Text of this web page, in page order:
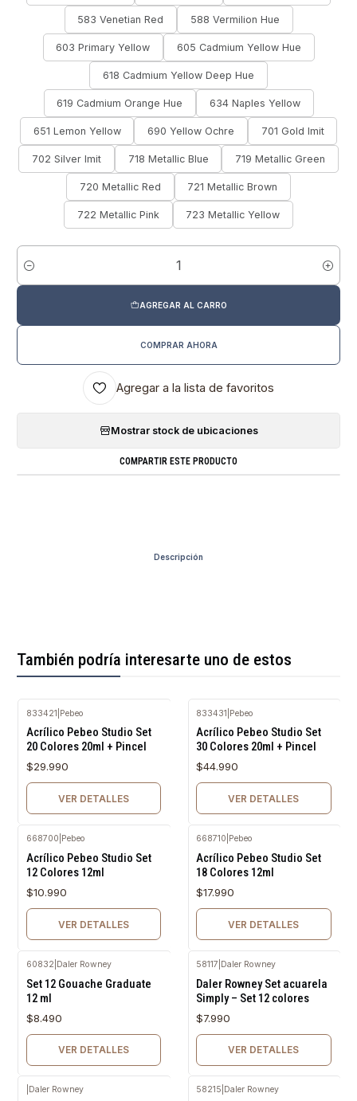
583 Venetian Red 588 Vermilion Hue
603 Primary Yellow 605 Cadmium Yellow Hue
618 Cadmium Yellow Deep Hue
619 Cadmium Orange Hue 634 Naples Yellow
651 Lemon Yellow 690 Yellow Ochre 701 Gold Imit
702 Silver Imit 718 Metallic Blue 719 Metallic Green
720 Metallic Red 721 Metallic Brown
722 Metallic Pink 723 Metallic Yellow
Cantidad
AGREGAR AL CARRO
COMPRAR AHORA
Agregar a la lista de favoritos
Mostrar stock de ubicaciones
COMPARTIR ESTE PRODUCTO
Descripción
También podría interesarte uno de estos
833421 Pebeo
Acrílico Pebeo Studio Set
20 Colores 20ml + Pincel
$29.990
VER DETALLES
833431 Pebeo
Acrílico Pebeo Studio Set
30 Colores 20ml + Pincel
$44.990
VER DETALLES
668700 Pebeo
Acrílico Pebeo Studio Set
12 Colores 12ml
$10.990
VER DETALLES
668710 Pebeo
Acrílico Pebeo Studio Set
18 Colores 12ml
$17.990
VER DETALLES
60832 Daler Rowney
Set 12 Gouache Graduate
12 ml
$8.490
VER DETALLES
58117 Daler Rowney
Daler Rowney Set acuarela
Simply – Set 12 colores
$7.990
VER DETALLES
Daler Rowney 58215 Daler Rowney